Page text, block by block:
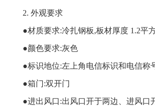
2. 外观要求
●材质要求:冷扎钢板,板材厚度 1.2平
●颜色要求:灰色
●标识地位:左上角电信标识和电信称
●箱门:双开门
●进出风口:出风口开于两边、进风口